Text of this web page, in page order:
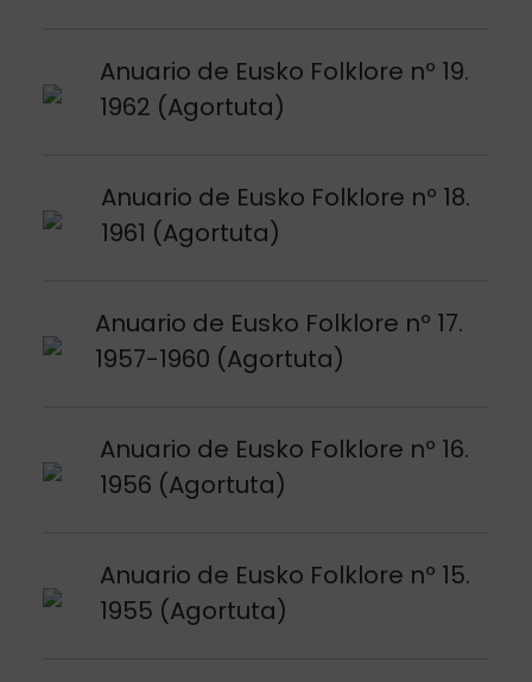
Anuario de Eusko Folklore nº 19.
1962 (Agortuta)
Argitalpena ikusi
Anuario de Eusko Folklore nº 18.
1961 (Agortuta)
Argitalpena ikusi
Anuario de Eusko Folklore nº 17.
1957-1960 (Agortuta)
Argitalpena ikusi
Anuario de Eusko Folklore nº 16.
1956 (Agortuta)
Argitalpena ikusi
Anuario de Eusko Folklore nº 15.
1955 (Agortuta)
Argitalpena ikusi